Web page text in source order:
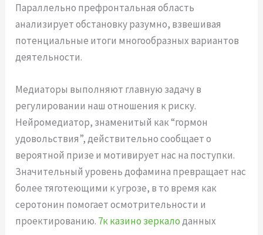
Параллельно префронтальная область
анализирует обстановку разумно, взвешивая
потенциальные итоги многообразных вариантов
деятельности.
Медиаторы выполняют главную задачу в
регулировании наш отношения к риску.
Нейромедиатор, знаменитый как “гормон
удовольствия”, действительно сообщает о
вероятной призе и мотивирует нас на поступки.
Значительный уровень дофамина превращает нас
более тяготеющими к угрозе, в то время как
серотонин помогает осмотрительности и
проектированию. 7к казино зеркалоданных